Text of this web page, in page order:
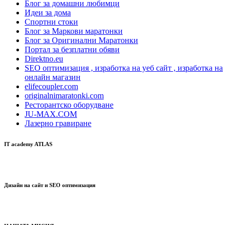
Блог за домашни любимци
Идеи за дома
Спортни стоки
Блог за Маркови маратонки
Блог за Оригинални Маратонки
Портал за безплатни обяви
Direktno.eu
SEO оптимизация , изработка на уеб сайт , изработка на
онлайн магазин
elifecoupler.com
originalnimaratonki.com
Ресторантско оборудване
JU-MAX.COM
Лазерно гравиране
IT academy ATLAS
Дизайн на сайт и SEO оптимизация